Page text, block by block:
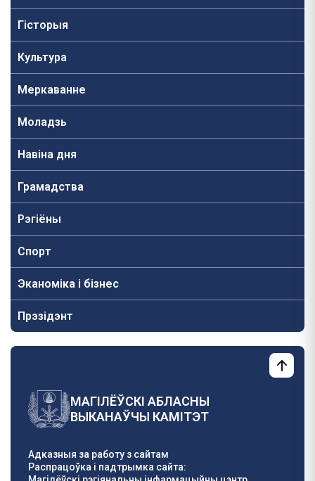
Гісторыя
Культура
Меркаванне
Моладзь
Навiна дня
Грамадства
Рэгіёны
Спорт
Эканоміка і бізнес
Прэзідэнт
МАГІЛЁЎСКІ АБЛАСНЫ
ВЫКАНАЎЧЫ КАМІТЭТ
Адказныя за работу з сайтам
Распрацоўка і падтрымка сайта: